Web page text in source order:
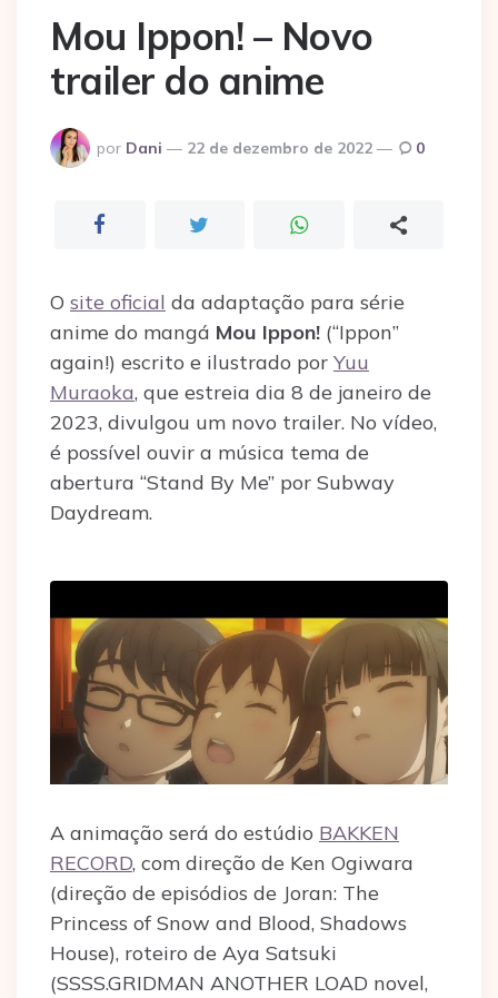
Mou Ippon! – Novo
trailer do anime
Postado
por
por Dani 22 de dezembro de 2022 0
O site oficial da adaptação para série
anime do mangá Mou Ippon! (“Ippon”
again!) escrito e ilustrado por Yuu
Muraoka, que estreia dia 8 de janeiro de
2023, divulgou um novo trailer. No vídeo,
é possível ouvir a música tema de
abertura “Stand By Me” por Subway
Daydream.
A animação será do estúdio BAKKEN
RECORD, com direção de Ken Ogiwara
(direção de episódios de Joran: The
Princess of Snow and Blood, Shadows
House), roteiro de Aya Satsuki
(SSSS.GRIDMAN ANOTHER LOAD novel,